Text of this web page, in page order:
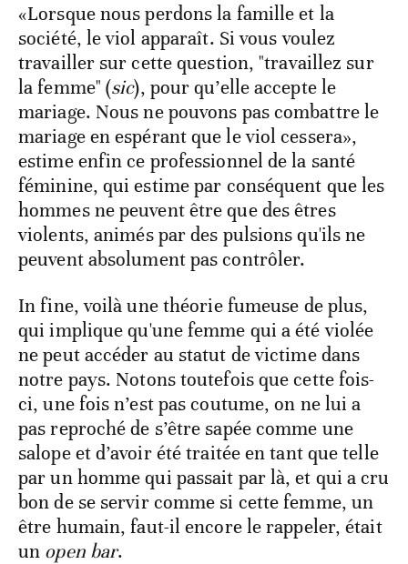
«Lorsque nous perdons la famille et la
société, le viol apparaît. Si vous voulez
travailler sur cette question, "travaillez sur
la femme" (sic), pour qu’elle accepte le
mariage. Nous ne pouvons pas combattre le
mariage en espérant que le viol cessera»,
estime enfin ce professionnel de la santé
féminine, qui estime par conséquent que les
hommes ne peuvent être que des êtres
violents, animés par des pulsions qu'ils ne
peuvent absolument pas contrôler.
In fine, voilà une théorie fumeuse de plus,
qui implique qu'une femme qui a été violée
ne peut accéder au statut de victime dans
notre pays. Notons toutefois que cette fois-
ci, une fois n’est pas coutume, on ne lui a
pas reproché de s’être sapée comme une
salope et d’avoir été traitée en tant que telle
par un homme qui passait par là, et qui a cru
bon de se servir comme si cette femme, un
être humain, faut-il encore le rappeler, était
un open bar.